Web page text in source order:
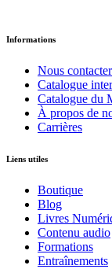
Informations
Nous contacter
Catalogue
Catalogue du
À propos de
Carrières
Liens utiles
Boutique
Blog
Livres
Contenu audio
Formations
Entraînements